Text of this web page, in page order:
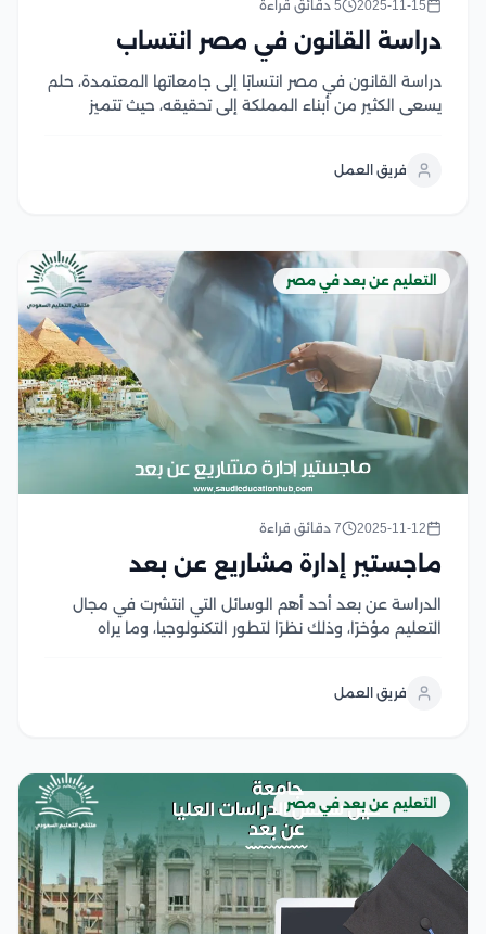
2025-11-15 5 دقائق قراءة
دراسة القانون في مصر انتساب
دراسة القانون في مصر انتسابًا إلى جامعاتها المعتمدة، حلم
يسعى الكثير من أبناء المملكة إلى تحقيقه، حيث تتميز
الدارسين القانونية وخبراتهم العملية في المجال، وتحرص...
فريق العمل
التعليم عن بعد في مصر
2025-11-12 7 دقائق قراءة
ماجستير إدارة مشاريع عن بعد
الدراسة عن بعد أحد أهم الوسائل التي انتشرت في مجال
التعليم مؤخرًا، وذلك نظرًا لتطور التكنولوجيا، وما يراه
عملهم في ظل رؤية ،...
فريق العمل
التعليم عن بعد في مصر